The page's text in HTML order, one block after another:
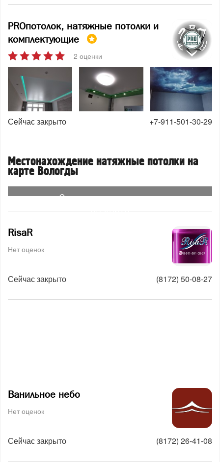
PROпотолок, натяжные потолки и
комплектующие
2 оценки
Сейчас закрыто +7-911-501-30-29
Местонахождение натяжные потолки на
карте Вологды
Смотреть организации
на карте
RisaR
Нет оценок
Сейчас закрыто (8172) 50-08-27
Ванильное небо
Нет оценок
Сейчас закрыто (8172) 26-41-08